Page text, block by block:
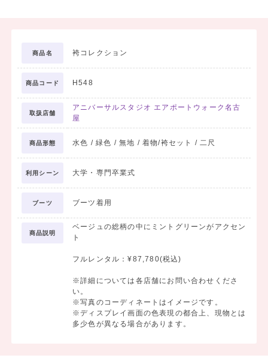
商品名 袴コレクション
商品コード H548
取扱店舗
アニバーサルスタジオ エアポートウォーク名古
屋
商品形態 水色 / 緑色 / 無地 / 着物/袴セット / 二尺
利用シーン 大学・専門卒業式
ブーツ ブーツ着用
商品説明
ベージュの総柄の中にミントグリーンがアクセン
ト
フルレンタル：¥87,780(税込)
※詳細については各店舗にお問い合わせくださ
い。
※写真のコーディネートはイメージです。
※ディスプレイ画面の色表現の都合上、現物とは
多少色が異なる場合があります。